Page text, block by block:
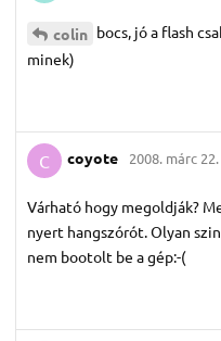
colin bocs, jó a flash
minek)
C coyote 2008. márc 22.
Várható hogy megoldják?
nyert hangszórót. Olyan
nem bootolt be a gép:-(